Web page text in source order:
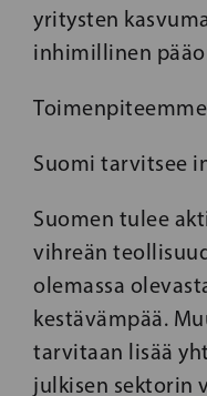
yritysten
inhimillinen
Suomi tarvitsee
Suomen tulee
vihreän
olemassa
kestävämpää.
tarvitaan lisää
julkisen sektorin